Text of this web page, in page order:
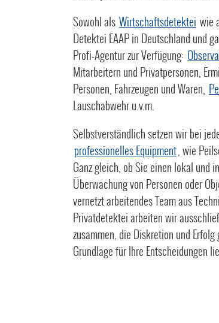
Sowohl als Wirtschaftsdetektei wie
Detektei EAAP in Deutschland und
Profi-Agentur zur Verfügung:
Mitarbeitern und Privatpersonen,
Personen, Fahrzeugen und Waren,
Lauschabwehr u.v.m.
Selbstverständlich setzen wir bei
professionelles Equipment, wie
Ganz gleich, ob Sie einen lokal und
Überwachung von Personen oder
vernetzt arbeitendes Team aus
Privatdetektei arbeiten wir
zusammen, die Diskretion und
Grundlage für Ihre Entscheidungen